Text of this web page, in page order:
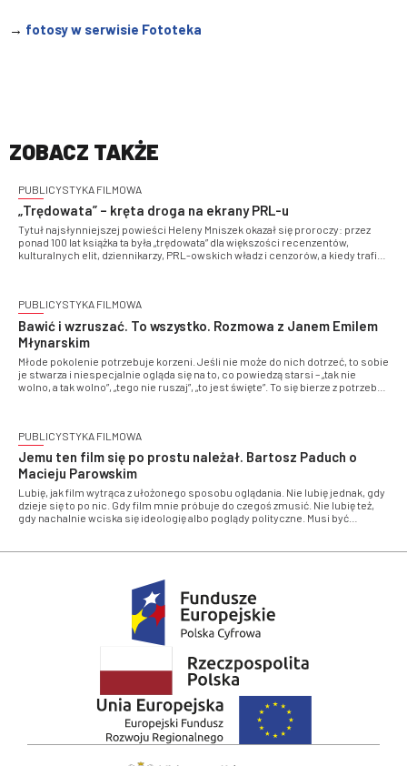
→ fotosy w serwisie Fototeka
ZOBACZ TAKŻE
PUBLICYSTYKA FILMOWA
„Trędowata” – kręta droga na ekrany PRL-u
Tytuł najsłynniejszej powieści Heleny Mniszek okazał się proroczy: przez
ponad 100 lat książka ta była „trędowata” dla większości recenzentów,
kulturalnych elit, dziennikarzy, PRL-owskich władz i cenzorów, a kiedy trafiła
Rudecką…
PUBLICYSTYKA FILMOWA
Bawić i wzruszać. To wszystko. Rozmowa z Janem Emilem
Młynarskim
Młode pokolenie potrzebuje korzeni. Jeśli nie może do nich dotrzeć, to sobie
je stwarza i niespecjalnie ogląda się na to, co powiedzą starsi – „tak nie
wolno, a tak wolno”, „tego nie ruszaj”, „to jest święte”. To się bierze z potrzeby
PUBLICYSTYKA FILMOWA
Jemu ten film się po prostu należał. Bartosz Paduch o
Macieju Parowskim
Lubię, jak film wytrąca z ułożonego sposobu oglądania. Nie lubię jednak, gdy
dzieje się to po nic. Gdy film mnie próbuje do czegoś zmusić. Nie lubię też,
gdy nachalnie wciska się ideologię albo poglądy polityczne. Musi być
Macieju Parowskim i środowisku „Fantastyki”. 8 września film trafi do kin w